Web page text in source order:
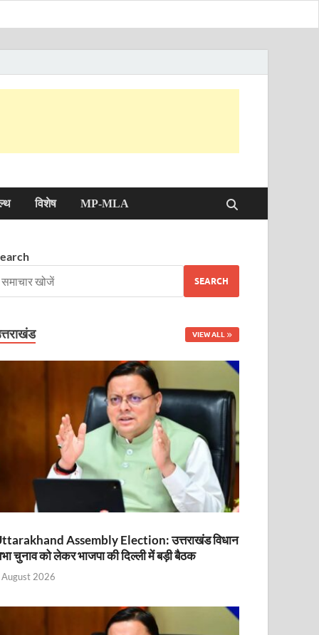
विशेष MP-MLA
SEARCH
VIEW ALL
Assembly Election: उत्तराखंड विधान
चुनाव को लेकर भाजपा की दिल्ली में बड़ी बैठक
August 2026